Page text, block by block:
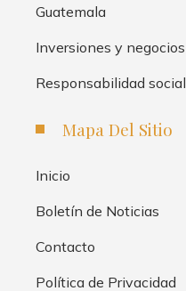
Guatemala
Inversiones y negocios
Responsabilidad social
Mapa Del Sitio
Inicio
Boletín de Noticias
Contacto
Política de Privacidad